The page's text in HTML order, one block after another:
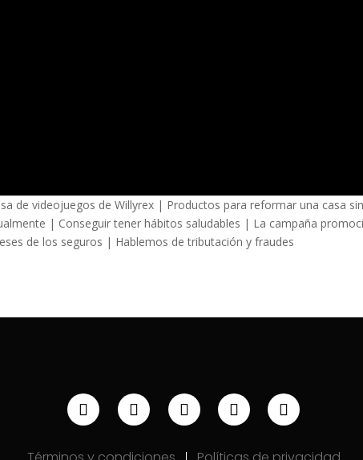
de videojuegos de Willyrex | Productos para reformar una casa
| Conseguir tener hábitos saludables | La campaña
de los seguros | Hablemos de tributación y fraudes